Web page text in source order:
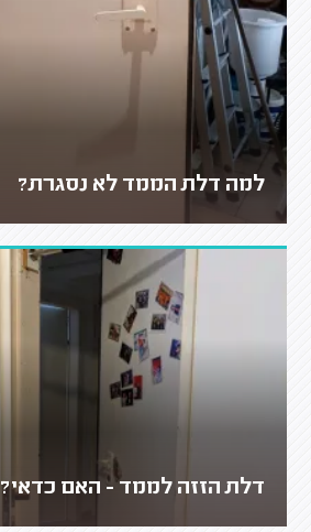
למה דלת הממד לא נסגרת?
דלת הזזה לממד - האם כדאי?